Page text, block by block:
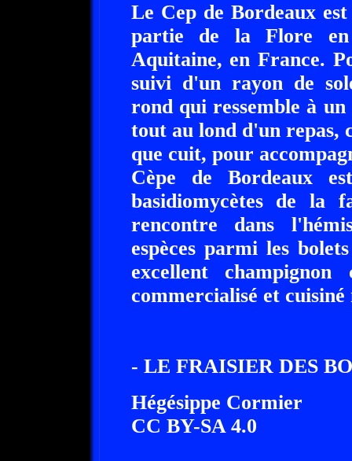
Le Cep de Bordeaux
partie de la Flore en
Aquitaine, en France.
suivi d'un rayon de
rond qui ressemble à un
tout au lond d'un repas,
que cuit, pour
Cèpe de Bordeaux
basidiomycètes de la
rencontre dans
espèces parmi les
excellent
commercialisé et
- LE FRAISIER DES
Hégésippe Cormier
CC BY-SA 4.0